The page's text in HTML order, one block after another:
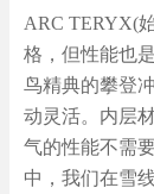
ARC TERYX(
格，但性能也
鸟精典的攀登
动灵活。内层
气的性能不需
中，我们在雪